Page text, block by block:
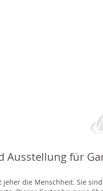
Ausstellung für
die Menschheit. Sie